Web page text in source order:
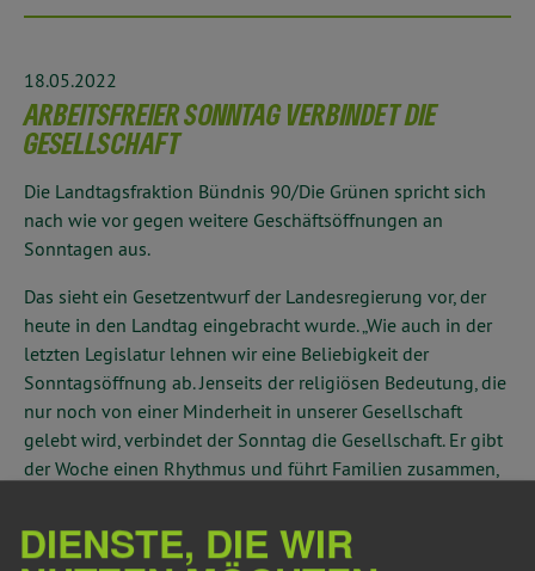
18.05.2022
ARBEITSFREIER SONNTAG VERBINDET DIE
GESELLSCHAFT
Die Landtagsfraktion Bündnis 90/Die Grünen spricht sich
nach wie vor gegen weitere Geschäftsöffnungen an
Sonntagen aus.
Das sieht ein Gesetzentwurf der Landesregierung vor, der
heute in den Landtag eingebracht wurde. „Wie auch in der
letzten Legislatur lehnen wir eine Beliebigkeit der
Sonntagsöffnung ab. Jenseits der religiösen Bedeutung, die
nur noch von einer Minderheit in unserer Gesellschaft
gelebt wird, verbindet der Sonntag die Gesellschaft. Er gibt
der Woche einen Rhythmus und führt Familien zusammen,
vielfältiger gewordenen Gesellschaft sind solche
verbindenden Elemente wichtig. Deshalb soll der Sonntag
DIENSTE, DIE WIR